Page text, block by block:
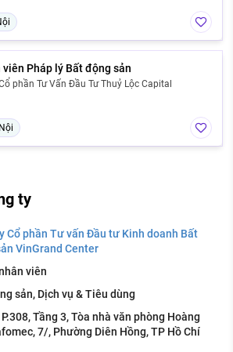
viên Pháp lý Bất động sản
phần Tư Vấn Đầu Tư Thuỷ Lộc Capital
ty
Cổ phần Tư vấn Đầu tư Kinh doanh Bất
VinGrand Center
viên
sản, Dịch vụ & Tiêu dùng
Tầng 3, Tòa nhà văn phòng Hoàng
7/, Phường Diên Hồng, TP Hồ Chí